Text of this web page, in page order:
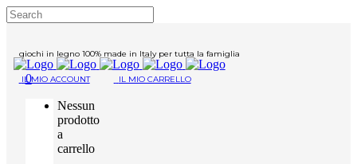
giochi in legno 100% made in Italy per tutta la famiglia
IL MIO ACCOUNT IL MIO CARRELLO
0
Nessun
prodotto
a
carrello